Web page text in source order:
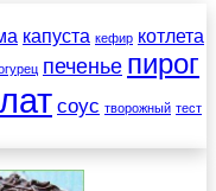
капуста кефир котлета
печенье пирог
соус творожный тест